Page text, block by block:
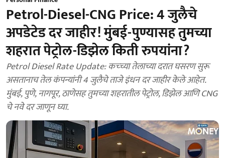
Petrol-Diesel-CNG Price: 4 जुलैचे
अपडेटेड दर जाहीर! मुंबई-पुण्यासह तुमच्या
शहरात पेट्रोल-डिझेल किती रुपयांना?
Petrol Diesel Rate Update: कच्च्या तेलाच्या दरात घसरण सुरू
असतानाच तेल कंपन्यांनी 4 जुलैचे ताजे इंधन दर जाहीर केले आहेत.
मुंबई, पुणे, नागपूर, ठाणेसह तुमच्या शहरातील पेट्रोल, डिझेल आणि CNG
चे नवे दर जाणून घ्या.